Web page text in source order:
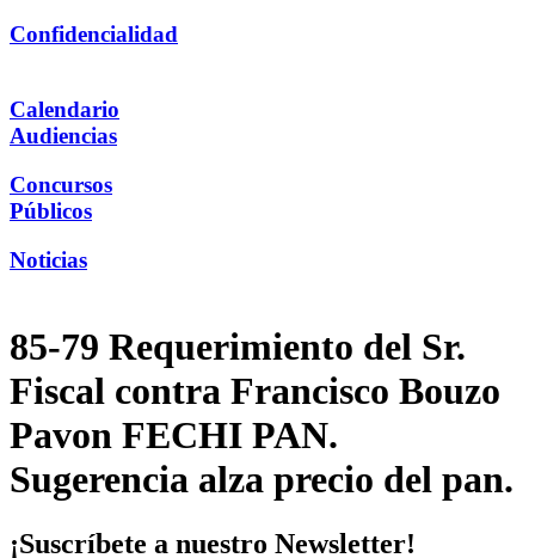
Confidencialidad
Calendario
Audiencias
Concursos
Públicos
Noticias
85-79 Requerimiento del Sr.
Fiscal contra Francisco Bouzo
Pavon FECHI PAN.
Sugerencia alza precio del pan.
¡Suscríbete a nuestro Newsletter!